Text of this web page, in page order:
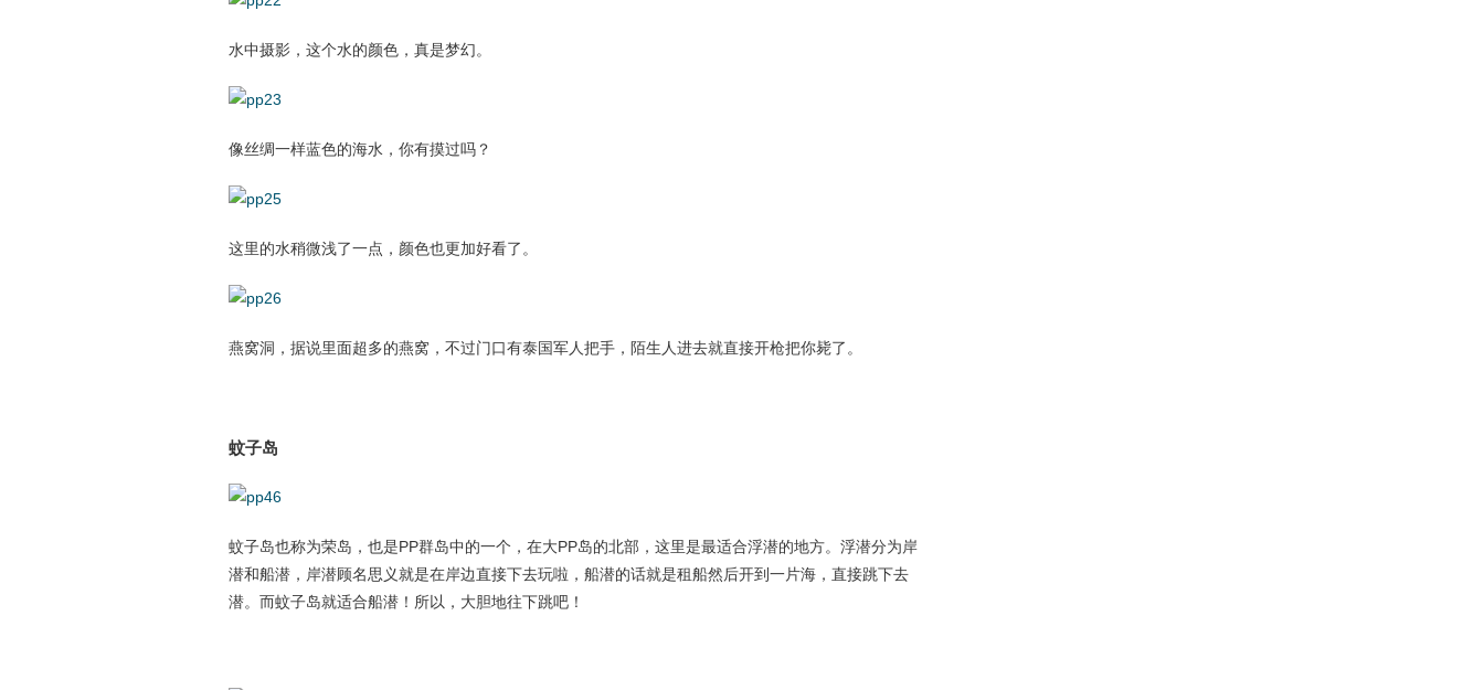
水中摄影，这个水的颜色，真是梦幻。
像丝绸一样蓝色的海水，你有摸过吗？
这里的水稍微浅了一点，颜色也更加好看了。
燕窝洞，据说里面超多的燕窝，不过门口有泰国军人把手，陌生人进去就直接开枪把你毙了。
蚊子岛
蚊子岛也称为荣岛，也是PP群岛中的一个，在大PP岛的北部，这里是最适合浮潜的地方。浮潜分为岸
潜和船潜，岸潜顾名思义就是在岸边直接下去玩啦，船潜的话就是租船然后开到一片海，直接跳下去
潜。而蚊子岛就适合船潜！所以，大胆地往下跳吧！